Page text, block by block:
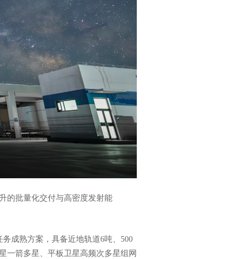
的批量化交付与高密度发射能
成熟方案，具备近地轨道6吨、500
一箭多星、平板卫星高频次多星组网